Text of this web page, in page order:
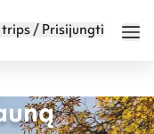
trips / Prisijungti